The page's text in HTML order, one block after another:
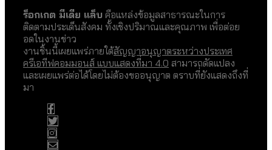
ร็อกเกต มีเดีย แล็บ คือแหล่งข้อมูลสาธารณะในการ
ติดตามประเด็นสังคม ทั้งเชิงปริมาณและคุณภาพ เพื่อต่อย
อดในงานข่าว
งานชิ้นนี้เผยแพร่ภายใต้สัญญาอนุญาตระหว่างประเทศ
ครีเอทีฟคอมมอนส์ แบบแสดงที่มา 4.0 สามารถดัดแปลง
และเผยแพร่ต่อได้โดยไม่ต้องขออนุญาต ตราบที่ยังแสดงถึงที่
มา